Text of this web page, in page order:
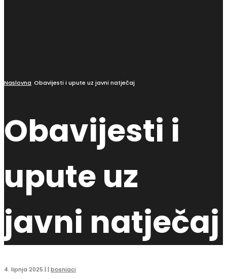
Naslovna Obavijesti i upute uz javni natječaj
Obavijesti i
upute uz
javni natječaj
4. lipnja 2025.| | bosnjaci